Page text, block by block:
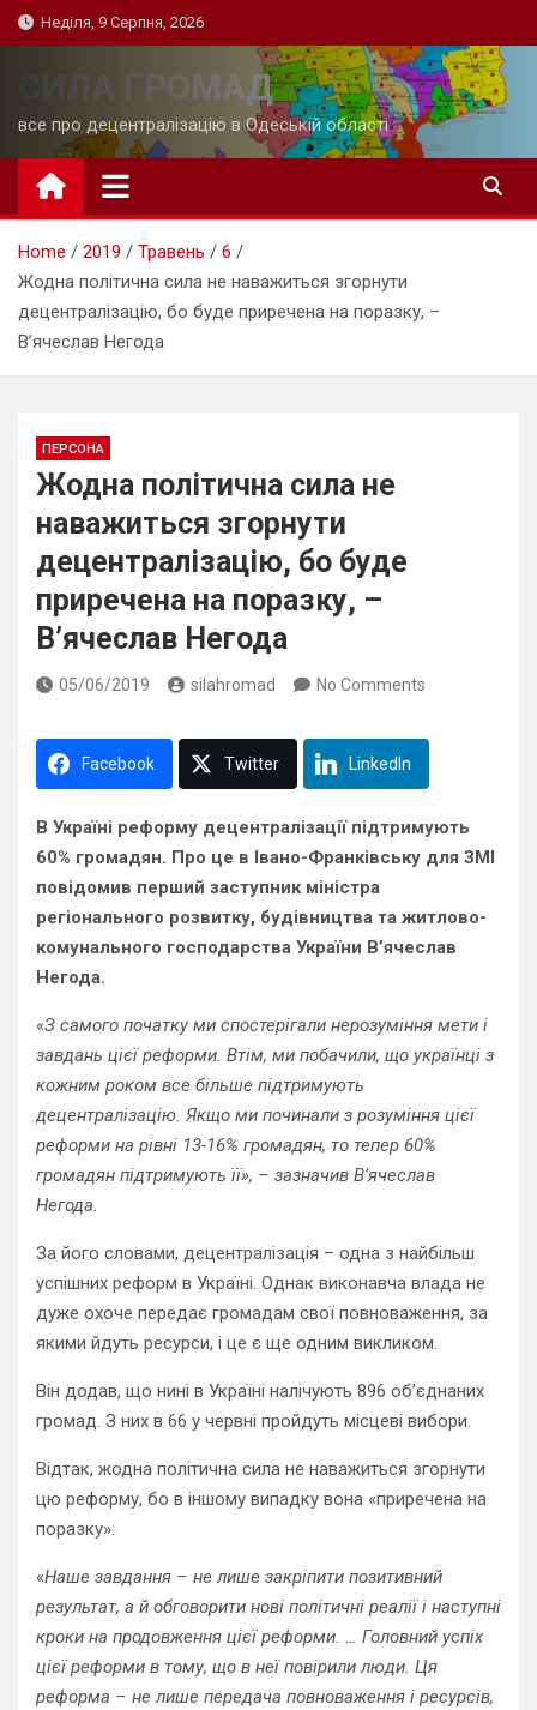
Skip
to
Неділя, 9 Серпня, 2026
СИЛА ГРОМАД
все про децентралізацію в Одеській області
Home 2019 Травень
6
Жодна політична сила не наважиться згорнути
децентралізацію, бо буде приречена на поразку, –
В’ячеслав Негода
ПЕРСОНА
Жодна політична сила не
наважиться згорнути
децентралізацію, бо буде
приречена на поразку, –
В’ячеслав Негода
05/06/2019 silahromad No Comments
Facebook Twitter LinkedIn
В Україні реформу децентралізації підтримують
60% громадян. Про це в Івано-Франківську для ЗМІ
повідомив перший заступник міністра
регіонального розвитку, будівництва та житлово-
комунального господарства України В’ячеслав
Негода.
«З самого початку ми спостерігали нерозуміння мети і
завдань цієї реформи. Втім, ми побачили, що українці з
кожним роком все більше підтримують
децентралізацію. Якщо ми починали з розуміння цієї
реформи на рівні 13-16% громадян, то тепер 60%
громадян підтримують її», – зазначив В’ячеслав
Негода.
За його словами, децентралізація – одна з найбільш
успішних реформ в Україні. Однак виконавча влада не
дуже охоче передає громадам свої повноваження, за
якими йдуть ресурси, і це є ще одним викликом.
Він додав, що нині в Україні налічують 896 об’єднаних
громад. З них в 66 у червні пройдуть місцеві вибори.
Відтак, жодна політична сила не наважиться згорнути
цю реформу, бо в іншому випадку вона «приречена на
поразку».
«Наше завдання – не лише закріпити позитивний
результат, а й обговорити нові політичні реалії і наступні
кроки на продовження цієї реформи. … Головний успіх
цієї реформи в тому, що в неї повірили люди. Ця
реформа – не лише передача повноваження і ресурсів,